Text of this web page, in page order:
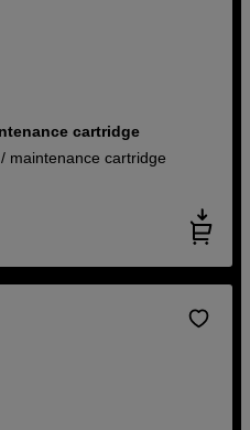
cartridge
maintenance cartridge